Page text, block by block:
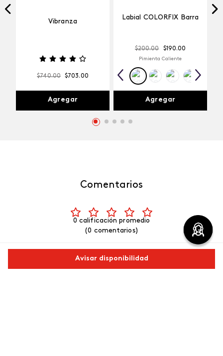
Avisar disponibilidad
Vibranza
$740.00 $703.00
Agregar
Labial COLORFIX Barra
$200.00 $190.00
Pimienta Caliente
Agregar
Comentarios
0 calificación promedio
(0 comentarios)